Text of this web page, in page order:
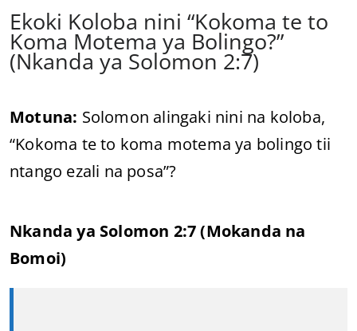
Ekoki Koloba nini “Kokoma te to
Koma Motema ya Bolingo?”
(Nkanda ya Solomon 2:7)
Motuna: Solomon alingaki nini na koloba,
“Kokoma te to koma motema ya bolingo tii
ntango ezali na posa”?
Nkanda ya Solomon 2:7 (Mokanda na
Bomoi)